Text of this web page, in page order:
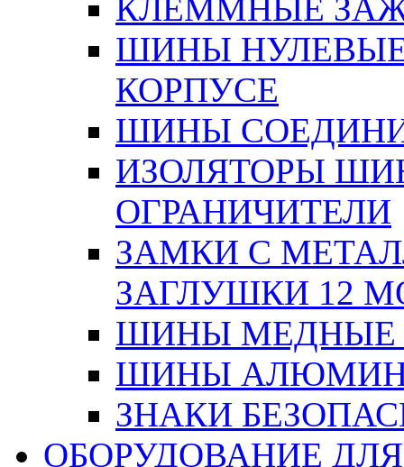
КЛЕММНЫЕ
ШИНЫ
КОРПУСЕ
ШИНЫ
ИЗОЛЯТОРЫ
ОГРАНИЧИТЕЛИ
ЗАМКИ С
ЗАГЛУШКИ 12
ШИНЫ МЕДНЫЕ
ШИНЫ
ЗНАКИ
ОБОРУДОВАНИЕ